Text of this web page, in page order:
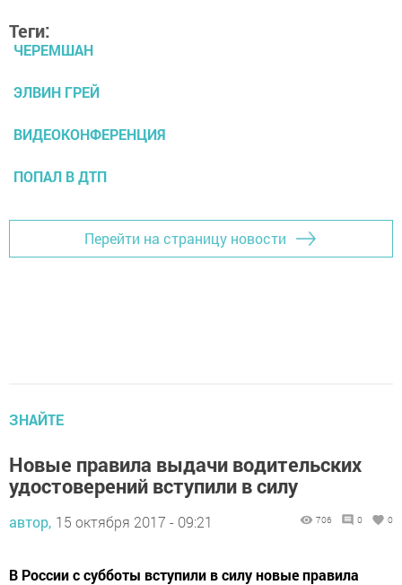
Теги:
ЧЕРЕМШАН
ЭЛВИН ГРЕЙ
ВИДЕОКОНФЕРЕНЦИЯ
ПОПАЛ В ДТП
Перейти на страницу новости
ЗНАЙТЕ
Новые правила выдачи водительских
удостоверений вступили в силу
автор, 15 октября 2017 - 09:21 706 0 0
В России с субботы вступили в силу новые правила